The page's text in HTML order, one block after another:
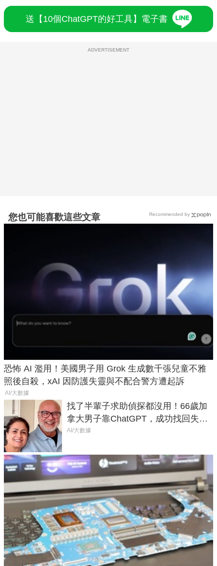
送【10個ChatGPT的好工具】電子書
ADVERTISEMENT
您也可能喜歡這些文章
恐怖 AI 濫用！美國男子用 Grok 生成數千張兒童不雅
照後自殺，xAI 因防護失靈與不配合警方遭起訴
AI/大數據
找了半輩子求助偵探都沒用！66歲加
拿大男子靠ChatGPT，成功找回失散
50年家人
AI/大數據
Recommended by